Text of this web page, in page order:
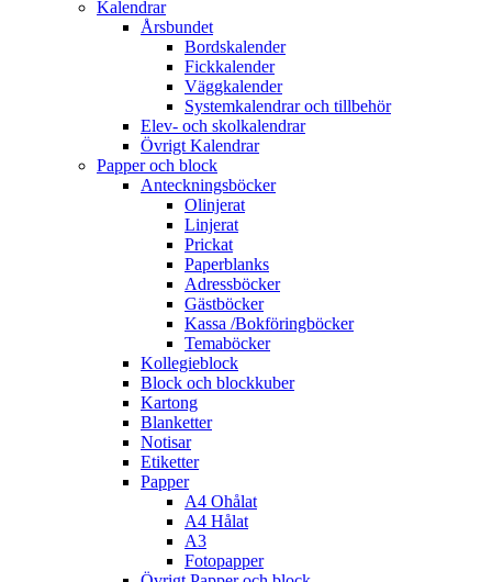
Kalendrar
Årsbundet
Bordskalender
Fickkalender
Väggkalender
Systemkalendrar och tillbehör
Elev- och skolkalendrar
Övrigt Kalendrar
Papper och block
Anteckningsböcker
Olinjerat
Linjerat
Prickat
Paperblanks
Adressböcker
Gästböcker
Kassa /Bokföringböcker
Temaböcker
Kollegieblock
Block och blockkuber
Kartong
Blanketter
Notisar
Etiketter
Papper
A4 Ohålat
A4 Hålat
A3
Fotopapper